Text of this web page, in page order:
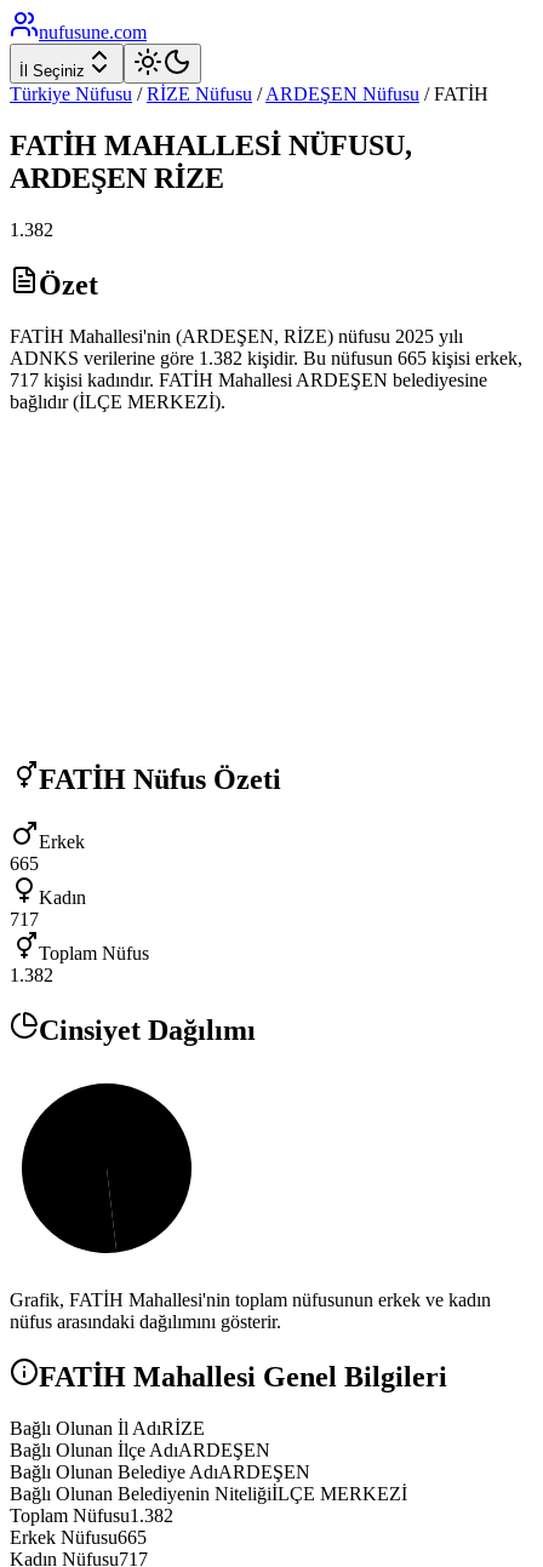
nufusune.com
İl Seçiniz
Türkiye Nüfusu / RİZE Nüfusu / ARDEŞEN Nüfusu /FATİH
FATİH MAHALLESİ NÜFUSU,
ARDEŞEN RİZE
1.382
Özet
FATİH Mahallesi'nin (ARDEŞEN, RİZE) nüfusu 2025 yılı
ADNKS verilerine göre 1.382 kişidir. Bu nüfusun 665 kişisi erkek,
717 kişisi kadındır. FATİH Mahallesi ARDEŞEN belediyesine
bağlıdır (İLÇE MERKEZİ).
FATİH Nüfus Özeti
Erkek
665
Kadın
717
Toplam Nüfus
1.382
Cinsiyet Dağılımı
Grafik, FATİH Mahallesi'nin toplam nüfusunun erkek ve kadın
nüfus arasındaki dağılımını gösterir.
FATİH Mahallesi Genel Bilgileri
Bağlı Olunan İl AdıRİZE
Bağlı Olunan İlçe AdıARDEŞEN
Bağlı Olunan Belediye AdıARDEŞEN
Bağlı Olunan Belediyenin NiteliğiİLÇE MERKEZİ
Toplam Nüfusu1.382
Erkek Nüfusu665
Kadın Nüfusu717